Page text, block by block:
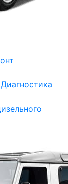
Диагностика